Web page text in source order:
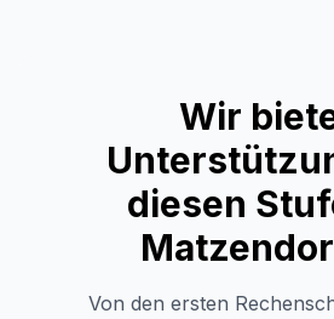
Wir
diesen
Von den ersten